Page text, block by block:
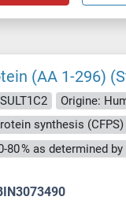
(AA 1-296)
SULT1C2
Origine:
synthesis (CFPS)